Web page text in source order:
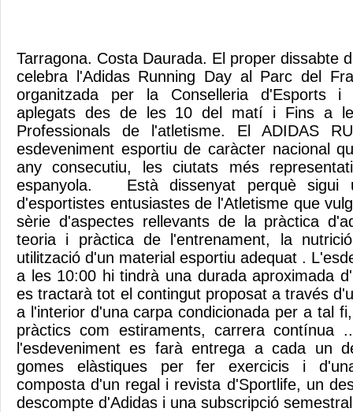
Tarragona. Costa Daurada. El proper dissabte
celebra l'Adidas Running Day al Parc del
organitzada per la Conselleria d'Esports i
aplegats des de les 10 del matí i Fins a
Professionals de l'atletisme. El ADIDAS
esdeveniment esportiu de caràcter nacional
any consecutiu, les ciutats més
espanyola. Està dissenyat perquè sigui
d'esportistes entusiastes de l'Atletisme que
sèrie d'aspectes rellevants de la pràctica
teoria i pràctica de l'entrenament, la
utilització d'un material esportiu adequat .
a les 10:00 hi tindrà una durada aproximada
es tractarà tot el contingut proposat a través
a l'interior d'una carpa condicionada per a tal
pràctics com estiraments, carrera contínua
l'esdeveniment es farà entrega a cada un
gomes elàstiques per fer exercicis i
composta d'un regal i revista d'Sportlife, un
descompte d'Adidas i una subscripció